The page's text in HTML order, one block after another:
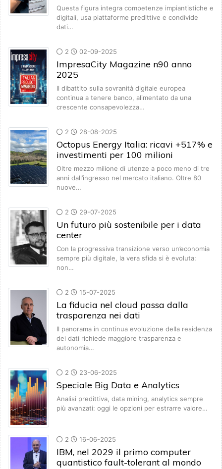
Questa figura integra competenze impiantistiche e
digitali, usa piattaforme predittive e condivide
dati…
2 02-09-2025
ImpresaCity Magazine n90 anno
2025
Il dibattito sulla sovranità digitale europea
continua a tenere banco, alimentato da una
crescente consapevolezza…
2 28-08-2025
Octopus Energy Italia: ricavi +517% e
investimenti per 100 milioni
Oltre mezzo milione di utenze a poco meno di tre
anni dall’ingresso nel mercato italiano. Oltre 80
nuove…
2 29-07-2025
Un futuro più sostenibile per i data
center
Con la progressiva transizione verso un’economia
sempre più digitale, la vera sfida si è evoluta:
non…
2 15-07-2025
La fiducia nel cloud passa dalla
trasparenza nei dati
Il panorama in continua evoluzione della residenza
dei dati richiede maggiore trasparenza e
autonomia…
2 23-06-2025
Speciale Big Data e Analytics
Analisi predittiva, data mining, analytics sempre
più avanzati: oggi le opzioni per estrarre valore…
2 16-06-2025
IBM, nel 2029 il primo computer
quantistico fault-tolerant al mondo